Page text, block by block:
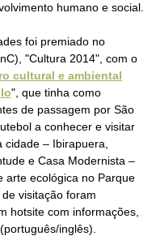
humano e social.
foi premiado no
"Cultura 2014", com o
cultural e ambiental
", que tinha como
de passagem por São
a conhecer e visitar
– Ibirapuera,
e Casa Modernista –
arte ecológica no Parque
visitação foram
hotsite com informações,
inglês).